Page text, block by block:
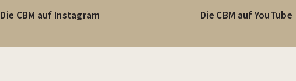
Die CBM auf Instagram Die CBM auf YouTube